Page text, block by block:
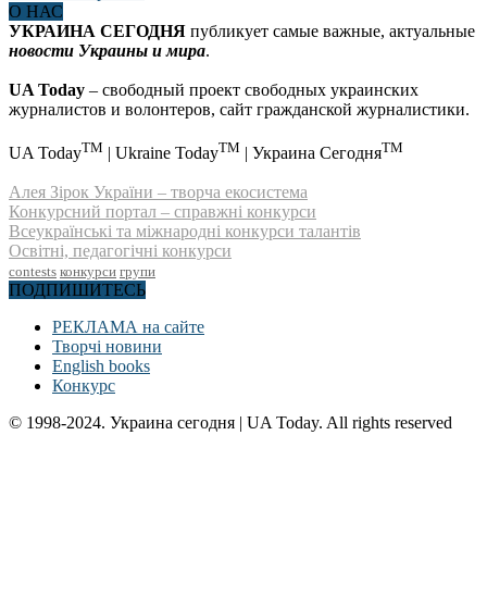
О НАС
УКРАИНА СЕГОДНЯ публикует самые важные, актуальные
новости Украины и мира.
UA Today – свободный проект свободных украинских
журналистов и волонтеров, сайт гражданской журналистики.
UA TodayTM | Ukraine TodayTM | Украина СегодняTM
Алея Зірок України – творча екосистема
Конкурсний портал – справжні конкурси
Всеукраїнські та міжнародні конкурси талантів
Освітні, педагогічні конкурси
contests конкурси групи
ПОДПИШИТЕСЬ
РЕКЛАМА на сайте
Творчі новини
English books
Конкурс
© 1998-2024. Украина сегодня | UA Today. All rights reserved